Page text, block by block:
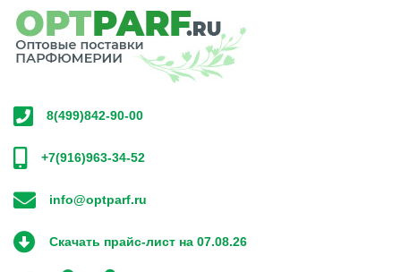
8(499)842-90-00
+7(916)963-34-52
info@optparf.ru
Скачать прайс-лист на 07.08.26